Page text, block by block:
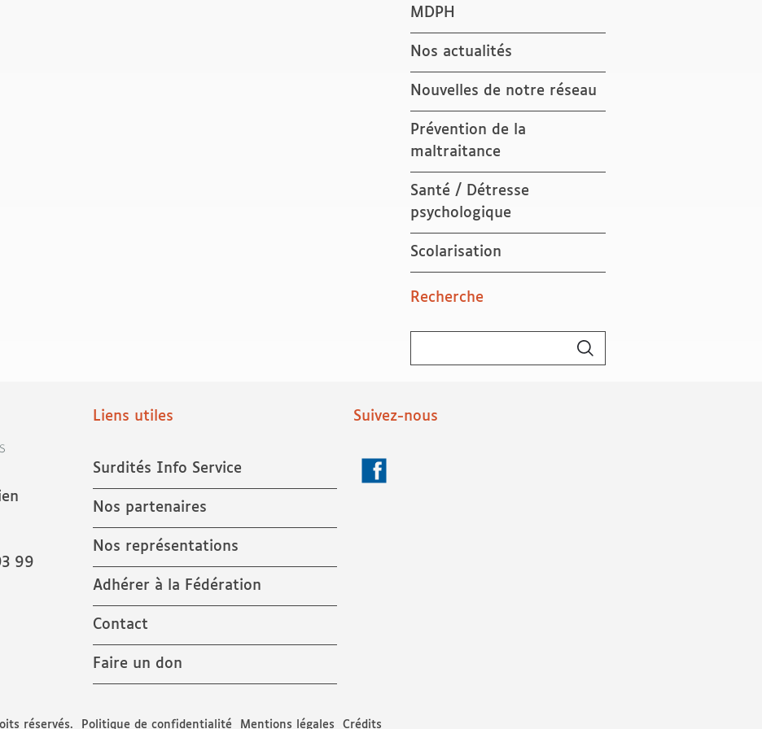
MDPH
Nos actualités
Nouvelles de notre réseau
Prévention de la
maltraitance
Santé / Détresse
psychologique
Scolarisation
Recherche
99
Liens utiles
Surdités Info Service
Nos partenaires
Nos représentations
Adhérer à la Fédération
Contact
Faire un don
Suivez-nous
réservés. Politique de confidentialité Mentions légales Crédits